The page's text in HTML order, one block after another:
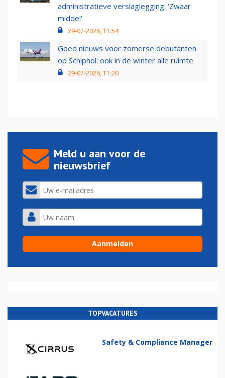
administratieve verslaglegging: ‘Zwaar
middel’
29-07-2026, 11:54
Goed nieuws voor zomerse debutanten
op Schiphol: ook in de winter alle ruimte
29-07-2026, 11:20
Meld u aan voor de
nieuwsbrief
TOPVACATURES
Safety & Compliance Manager